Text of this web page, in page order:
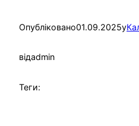
Опубліковано01.09.2025у
відadmin
Теги: